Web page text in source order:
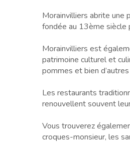
Morainvilliers abrite une
fondée au 13ème siècle
Morainvilliers est
patrimoine culturel et
pommes et bien
Les restaurants
renouvellent souvent
Vous trouverez
croques-monsieur, les